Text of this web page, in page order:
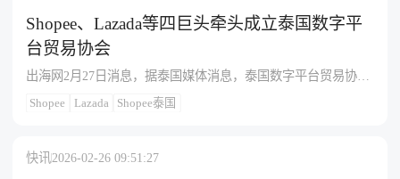
泰铢）及消费电子（蓝牙耳机、音响、便携风扇，客单价150-
9000泰铢）。Lazada建议卖家最迟在3月中旬前完成选品与备
货，以抓住3月下旬平台泼水节预热及生日大促的双重流量。营
销层面，建议进行节日主题店铺装修、优化产品图与卖点，并
结合站内外广告、KOL直播等玩法提前布局，高效转化。商家
可登录Lazada卖家中心即刻布局，抢占东南亚开年最大增长红
Shopee、Lazada等四巨头牵头成立泰国数字平
台贸易协会
出海网2月27日消息，据泰国媒体消息，泰国数字平台贸易协会
（TDPA）正式成立，该协会由Grab、Lazada、LINE MAN
Wongnai和Shopee四大平台共同发起，旨在推动泰国平台经济向
潜力。协会表示，其目标是作为协调私营部门、政府和利益相
关者合作的中心机制，共同制定旨在建立透明度、问责制及促
Shopee Lazada Shopee泰国
快讯 2026-02-26 09:51:27